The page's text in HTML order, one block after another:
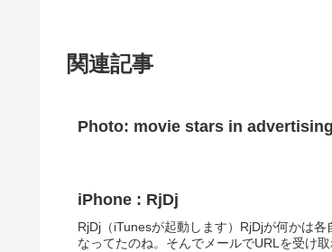
関連記事
Photo: movie stars in advertising
iPhone : RjDj
RjDj（iTunesが起動します）RjDjが何かは
なってたのね。そんでメールでURLを受け